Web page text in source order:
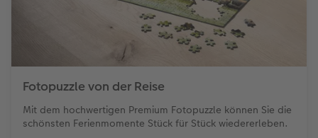
Fotopuzzle von der Reise
Mit dem hochwertigen Premium Fotopuzzle können Sie die
schönsten Ferienmomente Stück für Stück wiedererleben.